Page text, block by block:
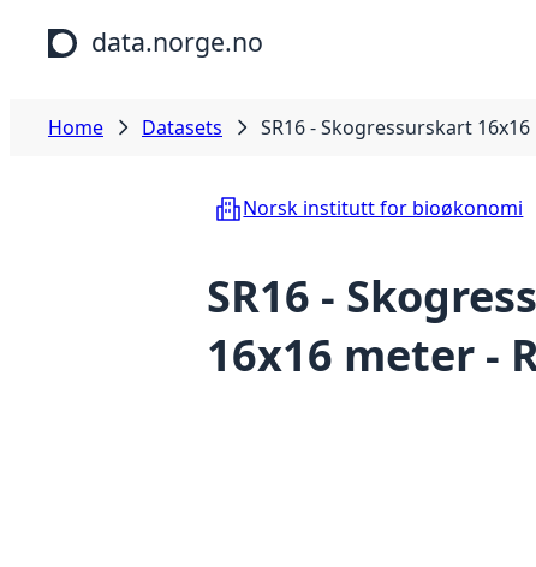
Skip to main content
data.norge.no
Home Datasets SR16 - Skogressurskart
Norsk institutt for bioøkonomi
SR16 -
16x16 meter -